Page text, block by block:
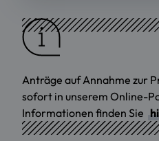
Anträge auf Annahme zur
sofort in unserem Online-
Informationen finden Sie